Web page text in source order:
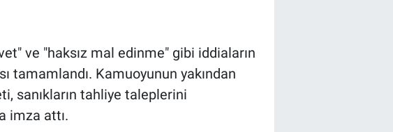
ve "haksız mal edinme" gibi iddiaların
tamamlandı. Kamuoyunun yakından
sanıkların tahliye taleplerini
imza attı.